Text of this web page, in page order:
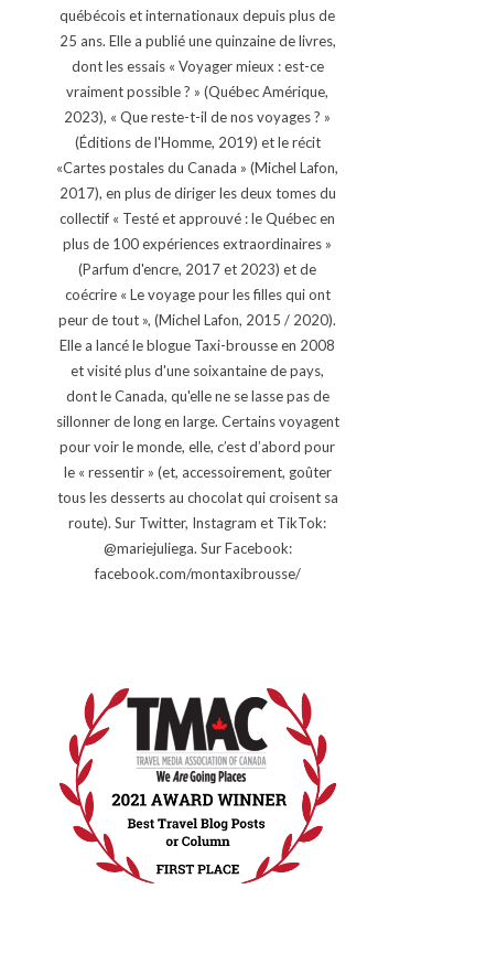
québécois et internationaux depuis plus de
25 ans. Elle a publié une quinzaine de livres,
dont les essais « Voyager mieux : est-ce
vraiment possible ? » (Québec Amérique,
2023), « Que reste-t-il de nos voyages ? »
(Éditions de l'Homme, 2019) et le récit
«Cartes postales du Canada » (Michel Lafon,
2017), en plus de diriger les deux tomes du
collectif « Testé et approuvé : le Québec en
plus de 100 expériences extraordinaires »
(Parfum d'encre, 2017 et 2023) et de
coécrire « Le voyage pour les filles qui ont
peur de tout », (Michel Lafon, 2015 / 2020).
Elle a lancé le blogue Taxi-brousse en 2008
et visité plus d'une soixantaine de pays,
dont le Canada, qu'elle ne se lasse pas de
sillonner de long en large. Certains voyagent
pour voir le monde, elle, c’est d’abord pour
le « ressentir » (et, accessoirement, goûter
tous les desserts au chocolat qui croisent sa
route). Sur Twitter, Instagram et TikTok:
@mariejuliega. Sur Facebook:
facebook.com/montaxibrousse/